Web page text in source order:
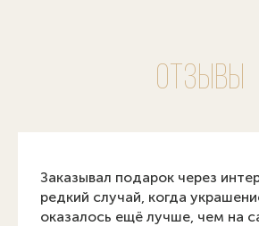
Отзывы
Заказывал подарок через
редкий случай, когда
оказалось ещё лучше, чем на